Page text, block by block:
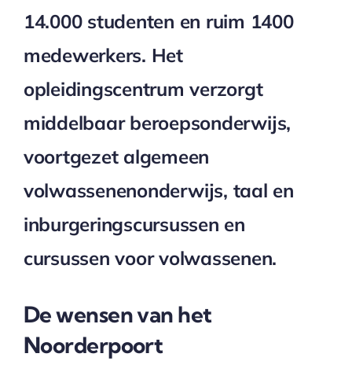
14.000 studenten en ruim 1400
medewerkers. Het
opleidingscentrum verzorgt
middelbaar beroepsonderwijs,
voortgezet algemeen
volwassenenonderwijs, taal en
inburgeringscursussen en
cursussen voor volwassenen.
De wensen van het
Noorderpoort